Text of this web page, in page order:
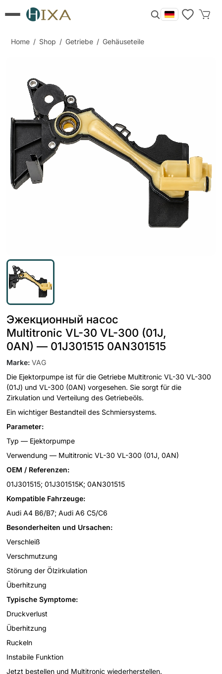
Home / Shop / Getriebe / Gehäuseteile
Эжекционный насос
Multitronic VL-30 VL-300 (01J,
0AN) — 01J301515 0AN301515
Marke: VAG
Die Ejektorpumpe ist für die Getriebe Multitronic VL-30 VL-300
(01J) und VL-300 (0AN) vorgesehen. Sie sorgt für die
Zirkulation und Verteilung des Getriebeöls.
Ein wichtiger Bestandteil des Schmiersystems.
Parameter:
Typ — Ejektorpumpe
Verwendung — Multitronic VL-30 VL-300 (01J, 0AN)
OEM / Referenzen:
01J301515; 01J301515K; 0AN301515
Kompatible Fahrzeuge:
Audi A4 B6/B7; Audi A6 C5/C6
Besonderheiten und Ursachen:
Verschleiß
Verschmutzung
Störung der Ölzirkulation
Überhitzung
Typische Symptome:
Druckverlust
Überhitzung
Ruckeln
Instabile Funktion
Jetzt bestellen und Multitronic wiederherstellen.